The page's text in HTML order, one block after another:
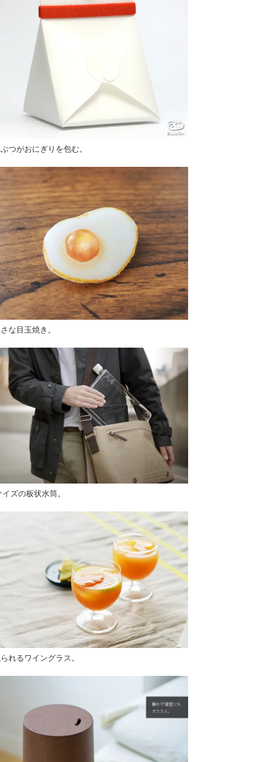
つがおにぎりを包む。
な目玉焼き。
ズの板状水筒。
れるワイングラス。